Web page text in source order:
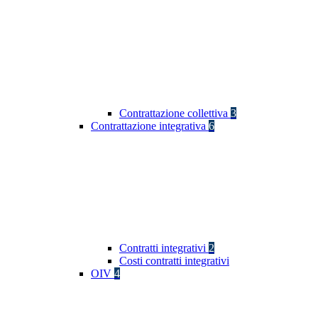
Contrattazione collettiva 3
Contrattazione integrativa 6
Contratti integrativi 2
Costi contratti integrativi
OIV 4